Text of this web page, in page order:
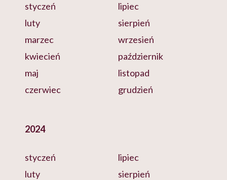
styczeń
luty
marzec
kwiecień
maj
czerwiec
lipiec
sierpień
wrzesień
październik
listopad
grudzień
2024
styczeń
luty
lipiec
sierpień